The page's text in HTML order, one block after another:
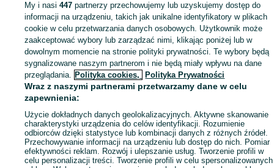
Mapa kategorii
Mapa miejscowości
Mapa ministron
Popularne wyszukiwania
My i nasi447 partnerzy przechowujemy lub uzyskujemy dostęp do
informacji na urządzeniu, takich jak unikalne identyfikatory w plikach
cookie w celu przetwarzania danych osobowych. Użytkownik może
zaakceptować wybory lub zarządzać nimi, klikając poniżej lub w
dowolnym momencie na stronie polityki prywatności. Te wybory będą
sygnalizowane naszym partnerom i nie będą miały wpływu na dane
przeglądania. Polityka cookies, Polityka Prywatności
Wraz z naszymi partnerami przetwarzamy dane w celu
zapewnienia:
Użycie dokładnych danych geolokalizacyjnych. Aktywne skanowanie
charakterystyki urządzenia do celów identyfikacji. Rozumienie
odbiorców dzięki statystyce lub kombinacji danych z różnych źródeł.
Przechowywanie informacji na urządzeniu lub dostęp do nich. Pomiar
efektywności reklam. Rozwój i ulepszanie usług. Tworzenie profili w
celu personalizacji treści. Tworzenie profili w celu spersonalizowanych